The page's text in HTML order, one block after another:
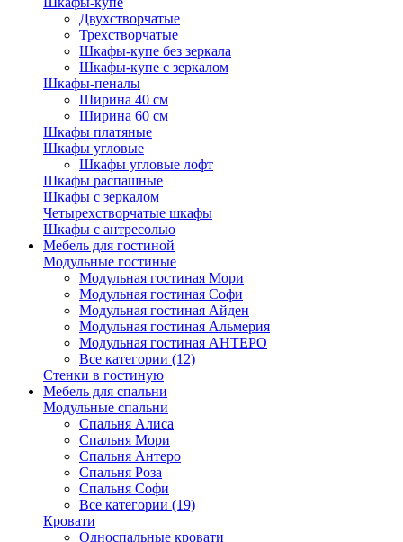
Двухстворчатые
Трехстворчатые
Шкафы-купе без зеркала
Шкафы-купе с зеркалом
Шкафы-пеналы
Ширина 40 см
Ширина 60 см
Шкафы платяные
Шкафы угловые
Шкафы угловые лофт
Шкафы распашные
Шкафы с зеркалом
Четырехстворчатые шкафы
Шкафы с антресолью
Мебель для гостиной
Модульные гостиные
Модульная гостиная Мори
Модульная гостиная Софи
Модульная гостиная Айден
Модульная гостиная Альмерия
Модульная гостиная АНТЕРО
Все категории (12)
Стенки в гостиную
Мебель для спальни
Модульные спальни
Спальня Алиса
Спальня Мори
Спальня Антеро
Спальня Роза
Спальня Софи
Все категории (19)
Кровати
Односпальные кровати